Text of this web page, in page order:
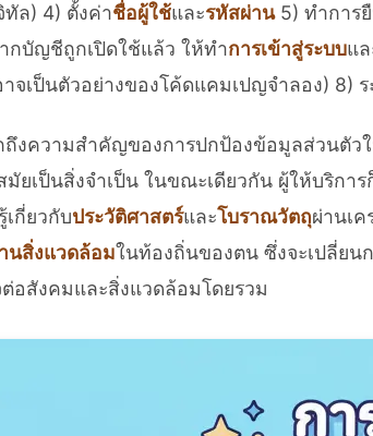
ทัล) 4) ตั้งค่าชื่อผู้ใช้และรหัสผ่าน5) ทำการ
กบัญชีถูกเปิดใช้แล้ว ให้ทำการเข้าสู่ระบบแ
าจเป็นตัวอย่างของโค้ดแคมเปญจำลอง)
งความสำคัญของการปกป้องข้อมูลส่วนตัว
ยเป็นสิ่งจำเป็น ในขณะเดียวกัน ผู้ให้บริก
เกี่ยวกับประวัติศาสตร์และโบราณวัตถุผ่านเ
นสิ่งแวดล้อมในท้องถิ่นของตน ซึ่งจะเปลี่ยน
อสังคมและสิ่งแวดล้อมโดยรวม